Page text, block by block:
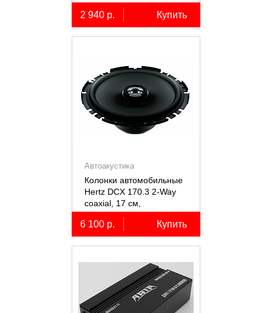
4AWG, miniANL 60А,
омедненный алюминий
(ССА)
2 940 р. Купить
Автоакустика
Колонки автомобильные
Hertz DCX 170.3 2-Way
coaxial, 17 см,
коаксиальные
двухполосные, 2 шт.
6 100 р. Купить